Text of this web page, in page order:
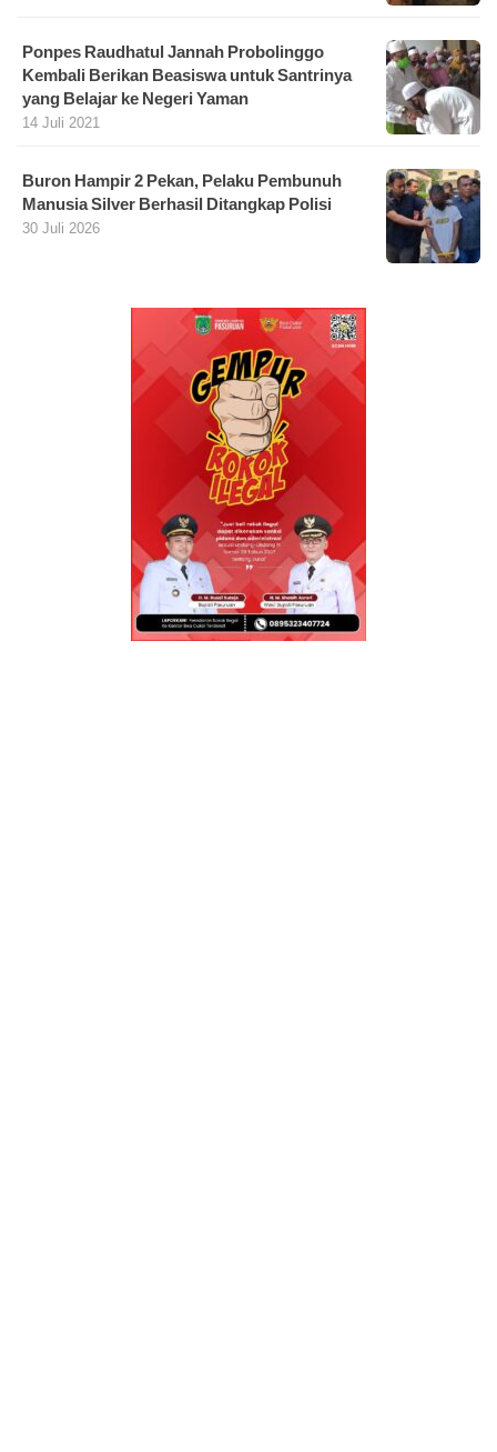
Ponpes Raudhatul Jannah Probolinggo
Kembali Berikan Beasiswa untuk Santrinya
yang Belajar ke Negeri Yaman
14 Juli 2021
Buron Hampir 2 Pekan, Pelaku Pembunuh
Manusia Silver Berhasil Ditangkap Polisi
30 Juli 2026